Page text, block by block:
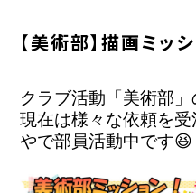
【美術部】描画ミッ
クラブ活動「美術部
現在は様々な依頼を
やで部員活動中です😆